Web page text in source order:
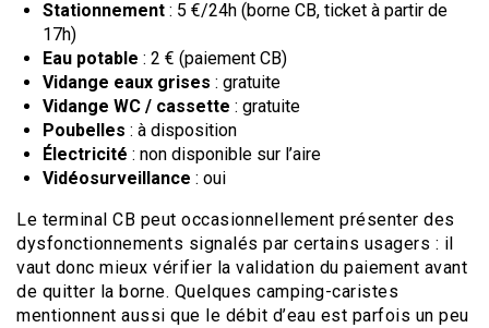
Stationnement : 5 €/24h (borne CB, ticket à partir de
17h)
Eau potable : 2 € (paiement CB)
Vidange eaux grises : gratuite
Vidange WC / cassette : gratuite
Poubelles : à disposition
Électricité : non disponible sur l’aire
Vidéosurveillance : oui
Le terminal CB peut occasionnellement présenter des
dysfonctionnements signalés par certains usagers : il
vaut donc mieux vérifier la validation du paiement avant
de quitter la borne. Quelques camping-caristes
mentionnent aussi que le débit d’eau est parfois un peu